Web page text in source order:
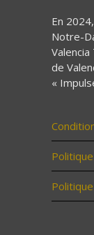
En
Notre-
de
«